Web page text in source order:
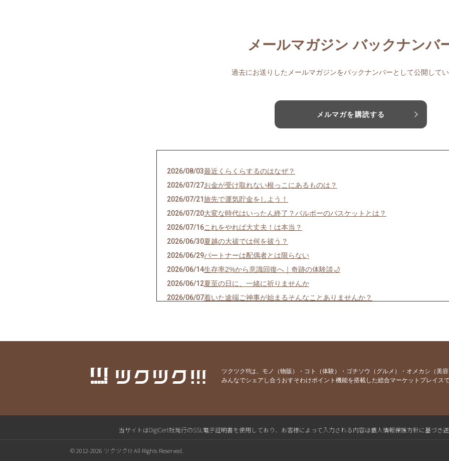
メールマガジン バックナンバ
過去にお送りしたメールマガジンをバックナンバーとして公開してい
メルマガを購読する
2026/08/03最近くらくらするのはなぜ？
2026/07/27お金が受け取れない根っこにあるものは？
2026/07/21旅先で運気貯金をしよう！
2026/07/20大変な時代はいったん終了？バルボーのバスケットとは？
2026/07/16これをやれば大丈夫！は本当？
2026/06/30夏越の大祓では何を祓う？
2026/06/29パートナーは配偶者とは限らない
2026/06/14生存率2%から意識回復へ｜奇跡の体験談🌙
2026/06/12夏至の日に、一緒に祈りませんか
2026/06/07着いた途端ご神事が始まるそんなことありませんか？
2026/03/13いい人をやめたい人へ：本音で生きる人生の始め方｜江東区ヒーラーが贈る
世田谷・梅ヶ丘で占い｜3月8日リアルマルシェで「お札占い」を行います
2026/02/09❄️ 雪が教えてくれた、方位の話
2025/12/13
ツクツク!!!は、モノ（物販）・コト（体験）・ゴチソウ（グルメ）・オメカシ（美
みんなでシェアし合うおすそわけポイント機能を搭載した総合マーケットプレイスで
当サイトはDigiCert社発行のSSL電子証明書を使用しており、お客様によって入力される内容は個人情報保護方針に基づき
© 2012-2026 ツクツク!!! All Rights Reserved.